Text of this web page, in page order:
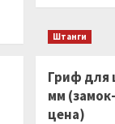
Штанги
Гриф для
мм
цена)